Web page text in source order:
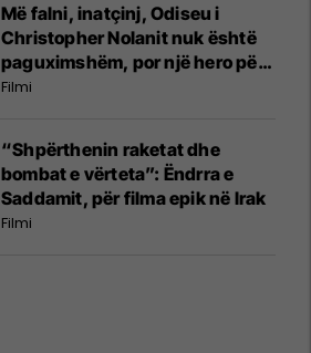
Më falni, inatçinj, Odiseu i
Christopher Nolanit nuk është
paguximshëm, por një hero për
kohën tonë
Filmi
“Shpërthenin raketat dhe
bombat e vërteta”: Ëndrra e
Saddamit, për filma epik në Irak
Filmi